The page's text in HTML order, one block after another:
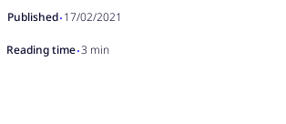
Published·17/02/2021
Reading time·3 min